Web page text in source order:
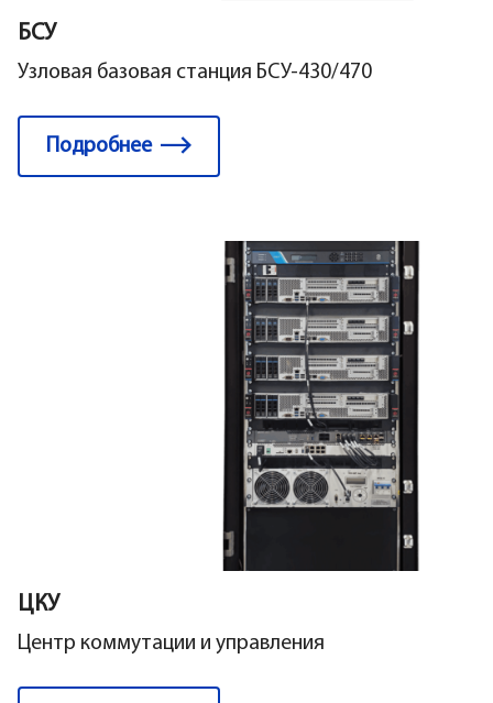
БСУ
Узловая базовая станция БСУ-430/470
Подробнее
ЦКУ
Центр коммутации и управления